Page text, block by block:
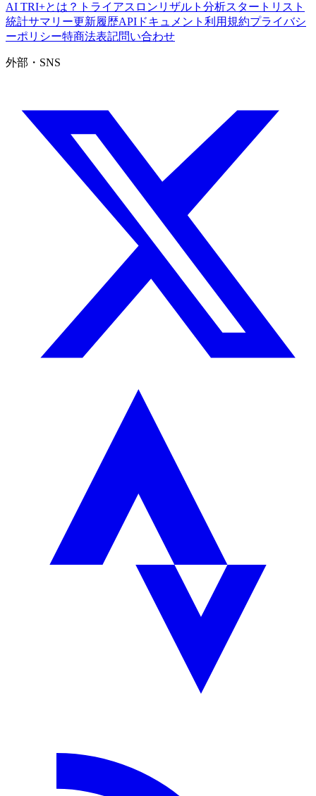
AI TRI+とは？ トライアスロンリザルト分析スタートリスト
統計サマリー更新履歴APIドキュメント 利用規約プライバシ
ーポリシー特商法表記問い合わせ
外部・SNS